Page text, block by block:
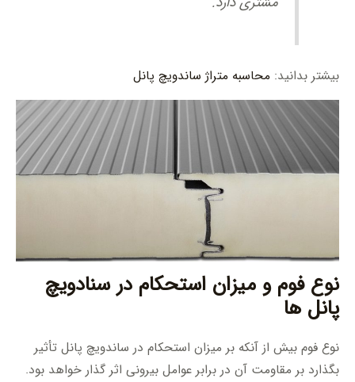
بیشتر بدانید: محاسبه متراژ ساندویچ پانل
نوع فوم و میزان استحکام در سنادویچ
پانل ها
نوع فوم بیش از آنکه بر میزان استحکام در ساندویچ پانل تأثیر
بگذارد بر مقاومت آن در برابر عوامل بیرونی اثر گذار خواهد بود.